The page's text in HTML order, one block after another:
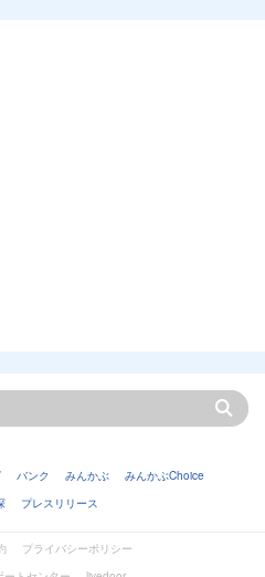
バンク みんかぶ
みんかぶChoice
プレスリリース
プライバシーポリシー